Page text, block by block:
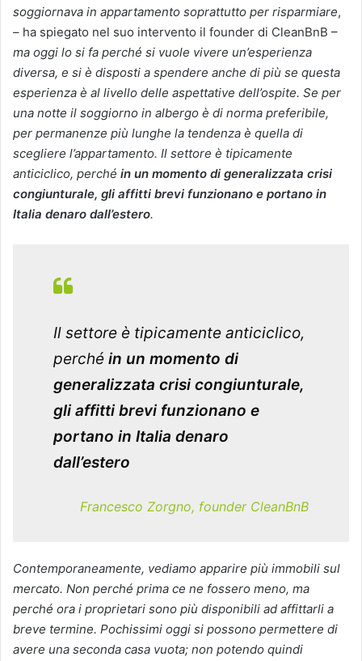
soggiornava in appartamento soprattutto per risparmiare,
– ha spiegato nel suo intervento il founder di CleanBnB –
ma oggi lo si fa perché si vuole vivere un’esperienza
diversa, e si è disposti a spendere anche di più se questa
esperienza è al livello delle aspettative dell’ospite. Se per
una notte il soggiorno in albergo è di norma preferibile,
per permanenze più lunghe la tendenza è quella di
scegliere l’appartamento. Il settore è tipicamente
anticiclico, perché in un momento di generalizzata crisi
congiunturale, gli affitti brevi funzionano e portano in
Italia denaro dall’estero.
Il settore è tipicamente anticiclico,
perché in un momento di
generalizzata crisi congiunturale,
gli affitti brevi funzionano e
portano in Italia denaro
dall’estero
Francesco Zorgno, founder CleanBnB
Contemporaneamente, vediamo apparire più immobili sul
mercato. Non perché prima ce ne fossero meno, ma
perché ora i proprietari sono più disponibili ad affittarli a
breve termine. Pochissimi oggi si possono permettere di
avere una seconda casa vuota; non potendo quindi